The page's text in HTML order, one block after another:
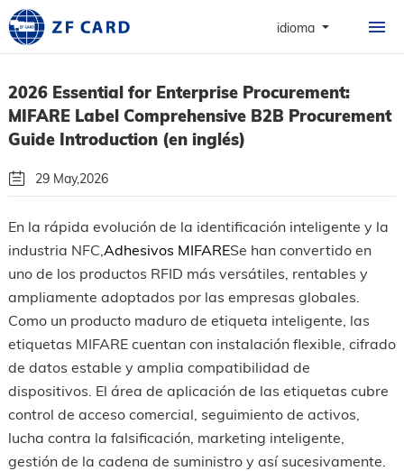
idioma
INICIO
SOBRE
FRECUENTES
CONTACTO
2026 Essential for Enterprise Procurement:
MIFARE Label Comprehensive B2B Procurement
Guide Introduction (en inglés)
29 May,2026
Nos Sigue
En la rápida evolución de la identificación inteligente y la
industria NFC,Adhesivos MIFARESe han convertido en
uno de los productos RFID más versátiles, rentables y
ampliamente adoptados por las empresas globales.
Como un producto maduro de etiqueta inteligente, las
etiquetas MIFARE cuentan con instalación flexible, cifrado
de datos estable y amplia compatibilidad de
dispositivos. El área de aplicación de las etiquetas cubre
control de acceso comercial, seguimiento de activos,
lucha contra la falsificación, marketing inteligente,
gestión de la cadena de suministro y así sucesivamente.